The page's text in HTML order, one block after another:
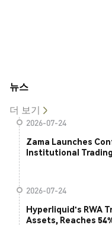
뉴스
더 보기
2026-07-24
Zama Launches
Institutional Trading
2026-07-24
Hyperliquid's RWA
Assets, Reaches